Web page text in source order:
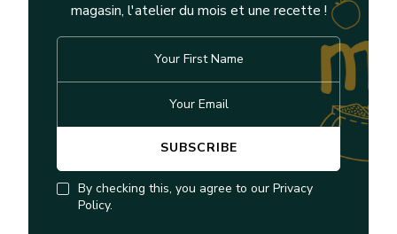
magasin, l'atelier du mois et une recette !
By checking this, you agree to our Privacy
Policy.